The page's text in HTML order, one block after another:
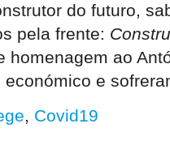
do futuro,
pela frente:
homenagem ao
e
, Covid19